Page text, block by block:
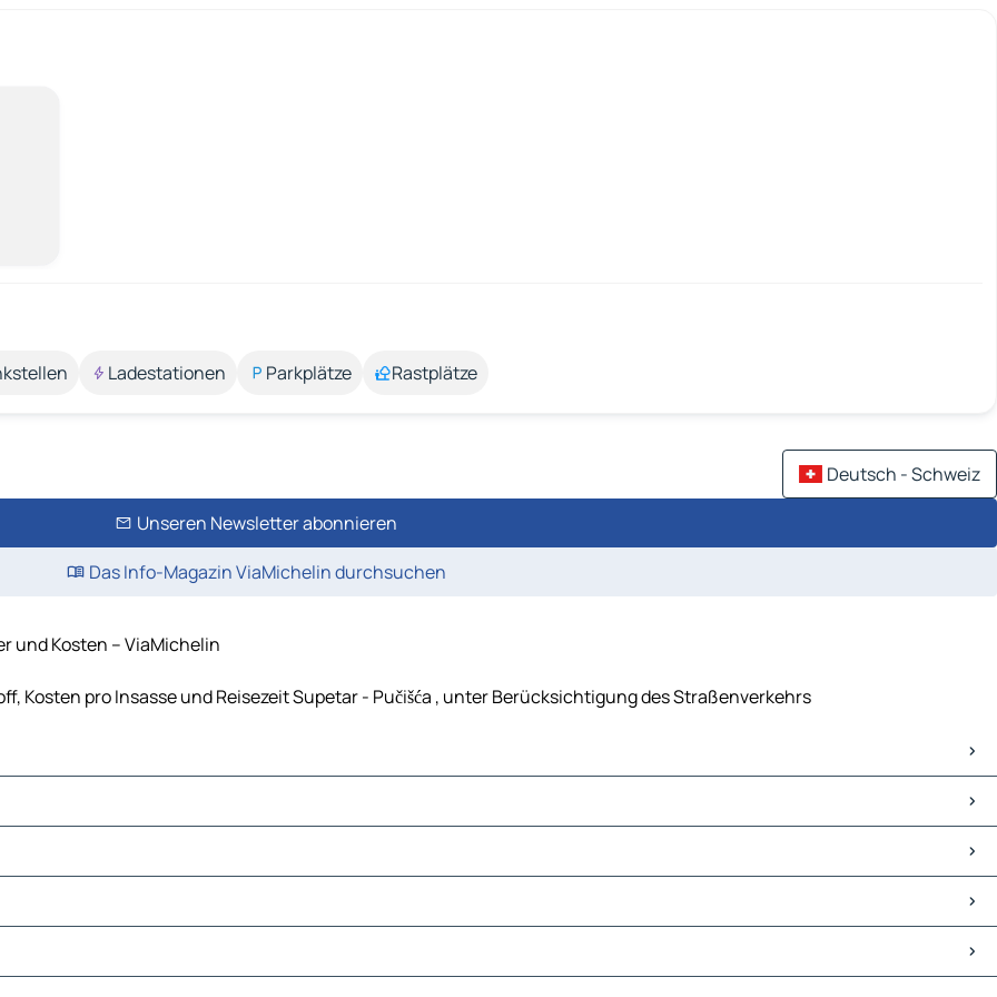
Ladestationen Parkplätze Rastplätze
Deutsch - Schweiz
Unseren Newsletter abonnieren
Das Info-Magazin ViaMichelin durchsuchen
und Kosten – ViaMichelin
Kosten pro Insasse und Reisezeit Supetar - Pučišća , unter Berücksichtigung des Straßenverkehrs